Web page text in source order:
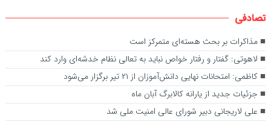
تصادفی
مذاکرات بر بحث هسته‌ای متمرکز است
لاهوتی: گفتار و رفتار خواص نباید به تعالی نظام خدشه‌ای وارد کند
کاظمی: امتحانات نهایی دانش‌آموزان از ۲۱ تیر برگزار می‌شود
جزئیات جدید از یارانه کالابرگ آبان ماه
علی لاریجانی دبیر شورای عالی امنیت ملی شد